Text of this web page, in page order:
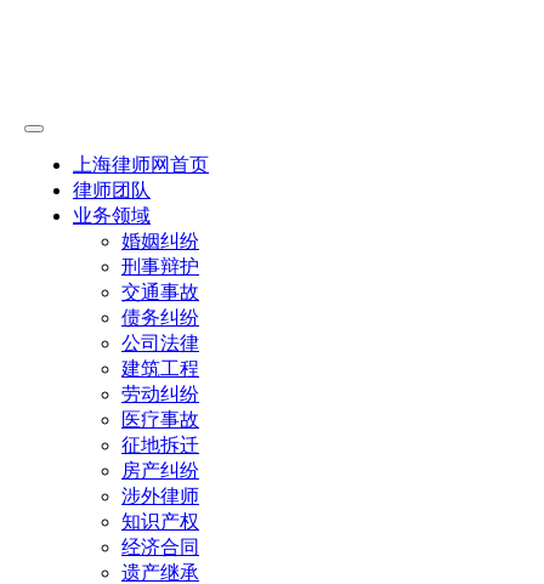
上海律师网首页
律师团队
业务领域
婚姻纠纷
刑事辩护
交通事故
债务纠纷
公司法律
建筑工程
劳动纠纷
医疗事故
征地拆迁
房产纠纷
涉外律师
知识产权
经济合同
遗产继承